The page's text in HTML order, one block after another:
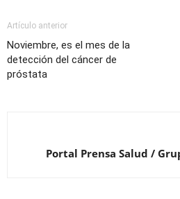
Artículo anterior
Noviembre, es el mes de la
detección del cáncer de
próstata
Portal Prensa Salud /